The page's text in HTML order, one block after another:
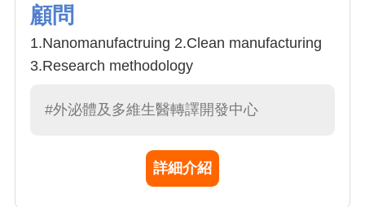
顧問
1.Nanomanufactruing 2.Clean manufacturing
3.Research methodology
#外泌體及多維生醫轉譯開發中心
詳細介紹